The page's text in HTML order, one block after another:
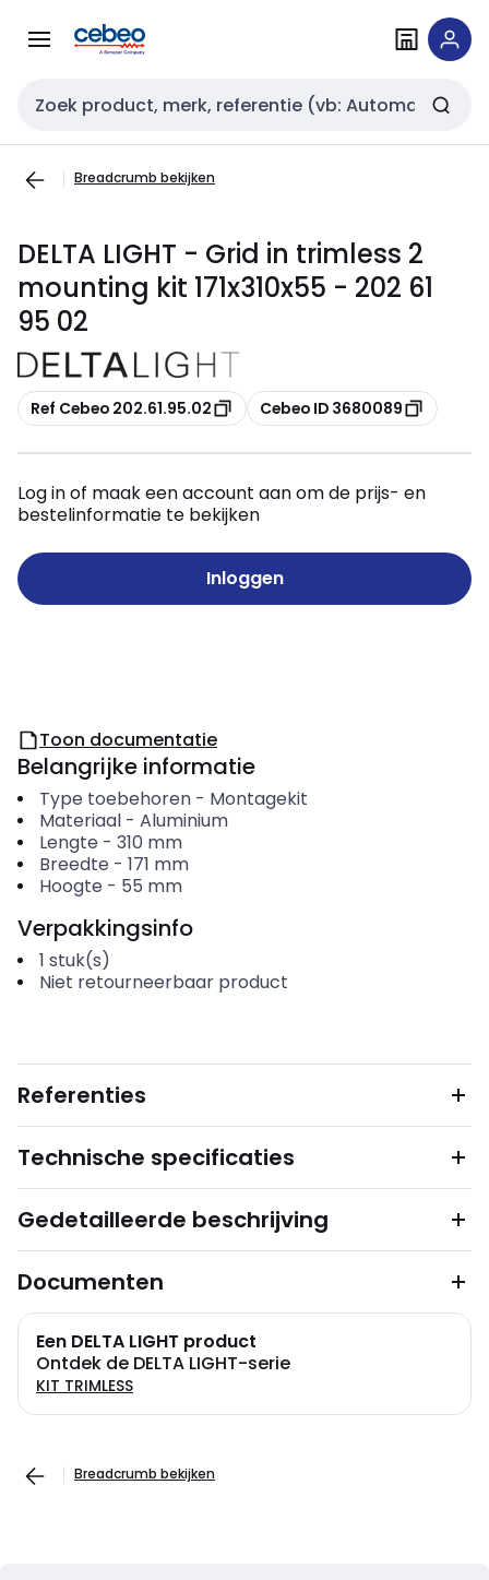
naar
naar
Zoekveld invoer
Breadcrumb bekijken
DELTA LIGHT - Grid in trimless 2
mounting kit 171x310x55 - 202 61
95 02
Kopiëren
Ref Cebeo 202.61.95.02 Kopiëren
Cebeo ID 3680089
Log in of maak een account aan om de prijs- en
bestelinformatie te bekijken
Inloggen
Toon documentatie
Belangrijke informatie
Type toebehoren- Montagekit
Materiaal- Aluminium
Lengte - 310 mm
Breedte - 171 mm
Hoogte - 55 mm
Verpakkingsinfo
1 stuk(s)
Niet retourneerbaar product
Referenties
Technische specificaties
Gedetailleerde beschrijving
Documenten
Een DELTA LIGHT product
Ontdek de DELTA LIGHT-serie
KIT TRIMLESS
Breadcrumb bekijken